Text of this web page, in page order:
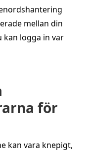
mellan din
kan logga in var
för
kan vara knepigt,